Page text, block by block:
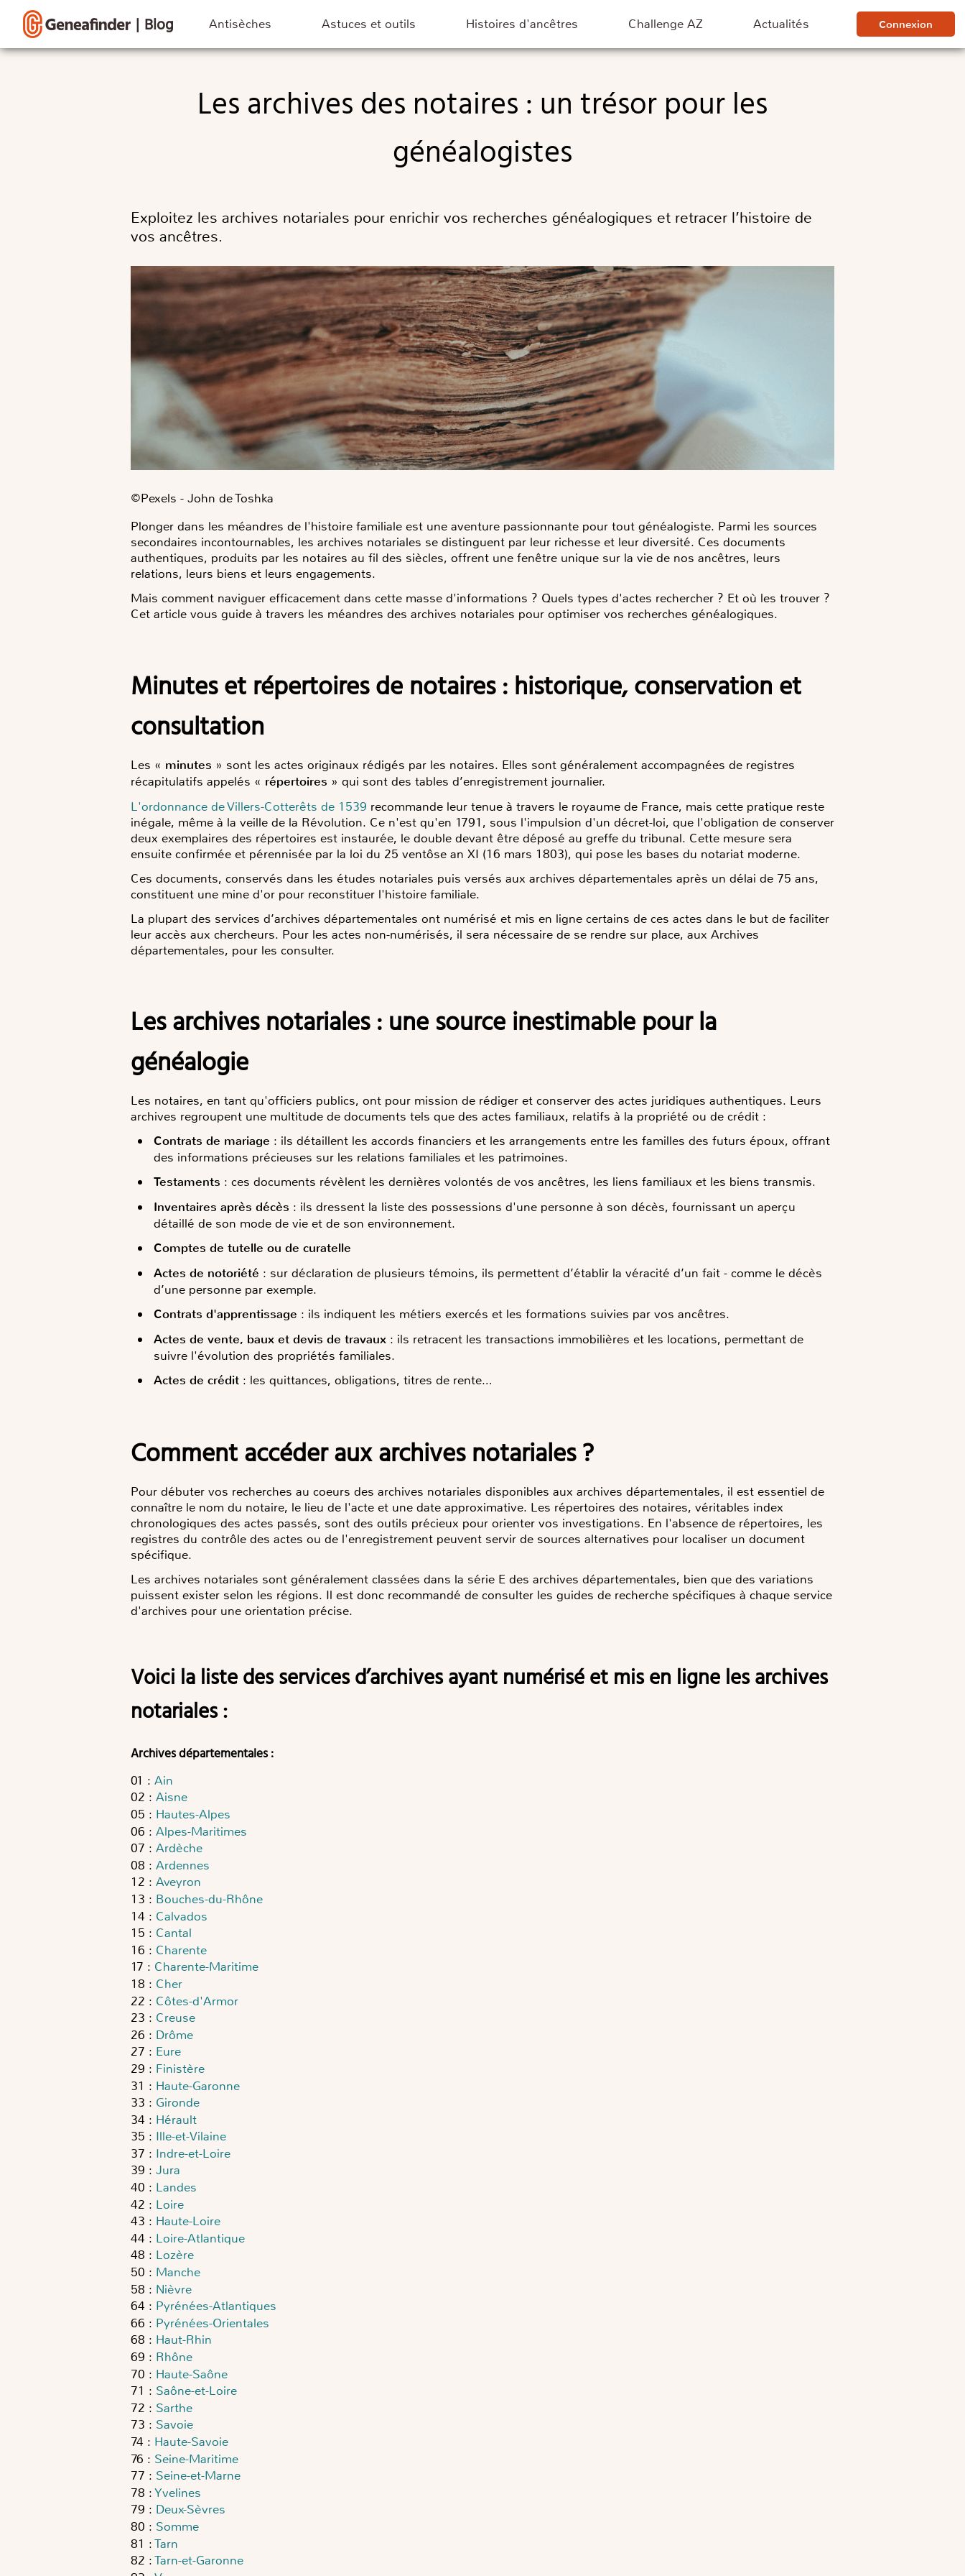
| Blog Antisèches Astuces et outils Histoires d'ancêtres Challenge AZ Actualités Connexion
Les archives des notaires : un trésor pour les
généalogistes
Exploitez les archives notariales pour enrichir vos recherches généalogiques et retracer l’histoire de
vos ancêtres.
©️Pexels - John de Toshka
Plonger dans les méandres de l'histoire familiale est une aventure passionnante pour tout généalogiste. Parmi les sources
secondaires incontournables, les archives notariales se distinguent par leur richesse et leur diversité. Ces documents
authentiques, produits par les notaires au fil des siècles, offrent une fenêtre unique sur la vie de nos ancêtres, leurs
relations, leurs biens et leurs engagements.
Mais comment naviguer efficacement dans cette masse d'informations ? Quels types d'actes rechercher ? Et où les trouver ?
Cet article vous guide à travers les méandres des archives notariales pour optimiser vos recherches généalogiques.
Minutes et répertoires de notaires : historique, conservation et
consultation
Les « minutes » sont les actes originaux rédigés par les notaires. Elles sont généralement accompagnées de registres
récapitulatifs appelés « répertoires » qui sont des tables d’enregistrement journalier.
L'ordonnance de Villers-Cotterêts de 1539 recommande leur tenue à travers le royaume de France, mais cette pratique reste
inégale, même à la veille de la Révolution. Ce n'est qu'en 1791, sous l'impulsion d'un décret-loi, que l'obligation de conserver
deux exemplaires des répertoires est instaurée, le double devant être déposé au greffe du tribunal. Cette mesure sera
ensuite confirmée et pérennisée par la loi du 25 ventôse an XI (16 mars 1803), qui pose les bases du notariat moderne.
Ces documents, conservés dans les études notariales puis versés aux archives départementales après un délai de 75 ans,
constituent une mine d'or pour reconstituer l'histoire familiale.
La plupart des services d’archives départementales ont numérisé et mis en ligne certains de ces actes dans le but de faciliter
leur accès aux chercheurs. Pour les actes non-numérisés, il sera nécessaire de se rendre sur place, aux Archives
départementales, pour les consulter.
Les archives notariales : une source inestimable pour la
généalogie
Les notaires, en tant qu'officiers publics, ont pour mission de rédiger et conserver des actes juridiques authentiques. Leurs
archives regroupent une multitude de documents tels que des actes familiaux, relatifs à la propriété ou de crédit :
Contrats de mariage : ils détaillent les accords financiers et les arrangements entre les familles des futurs époux, offrant
des informations précieuses sur les relations familiales et les patrimoines.
Testaments : ces documents révèlent les dernières volontés de vos ancêtres, les liens familiaux et les biens transmis.
Inventaires après décès : ils dressent la liste des possessions d'une personne à son décès, fournissant un aperçu
détaillé de son mode de vie et de son environnement.
Comptes de tutelle ou de curatelle
Actes de notoriété : sur déclaration de plusieurs témoins, ils permettent d’établir la véracité d’un fait - comme le décès
d’une personne par exemple.
Contrats d'apprentissage : ils indiquent les métiers exercés et les formations suivies par vos ancêtres.
Actes de vente, baux et devis de travaux : ils retracent les transactions immobilières et les locations, permettant de
suivre l'évolution des propriétés familiales.
Actes de crédit : les quittances, obligations, titres de rente…
Comment accéder aux archives notariales ?
Pour débuter vos recherches au coeurs des archives notariales disponibles aux archives départementales, il est essentiel de
connaître le nom du notaire, le lieu de l'acte et une date approximative. Les répertoires des notaires, véritables index
chronologiques des actes passés, sont des outils précieux pour orienter vos investigations. En l'absence de répertoires, les
registres du contrôle des actes ou de l'enregistrement peuvent servir de sources alternatives pour localiser un document
spécifique.
Les archives notariales sont généralement classées dans la série E des archives départementales, bien que des variations
puissent exister selon les régions. Il est donc recommandé de consulter les guides de recherche spécifiques à chaque service
d'archives pour une orientation précise.
Voici la liste des services d’archives ayant numérisé et mis en ligne les archives
notariales :
Archives départementales :
01 : Ain
02 : Aisne
05 : Hautes-Alpes
06 : Alpes-Maritimes
07 : Ardèche
08 : Ardennes
12 : Aveyron
13 : Bouches-du-Rhône
14 : Calvados
15 : Cantal
16 : Charente
17 : Charente-Maritime
18 : Cher
22 : Côtes-d'Armor
23 : Creuse
26 : Drôme
27 : Eure
29 : Finistère
31 : Haute-Garonne
33 : Gironde
34 : Hérault
35 : Ille-et-Vilaine
37 : Indre-et-Loire
39 : Jura
40 : Landes
42 : Loire
43 : Haute-Loire
44 : Loire-Atlantique
48 : Lozère
50 : Manche
58 : Nièvre
64 : Pyrénées-Atlantiques
66 : Pyrénées-Orientales
68 : Haut-Rhin
69 : Rhône
70 : Haute-Saône
71 : Saône-et-Loire
72 : Sarthe
73 : Savoie
74 : Haute-Savoie
76 : Seine-Maritime
77 : Seine-et-Marne
78 :Yvelines
79 : Deux-Sèvres
80 : Somme
81 :Tarn
82 :Tarn-et-Garonne